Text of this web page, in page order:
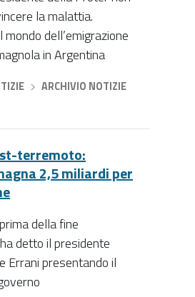
la malattia.
mondo dell’emigrazione
in Argentina
›
ARCHIVIO NOTIZIE
terremoto:
2,5 miliardi per
della fine
detto il presidente
Errani presentando il